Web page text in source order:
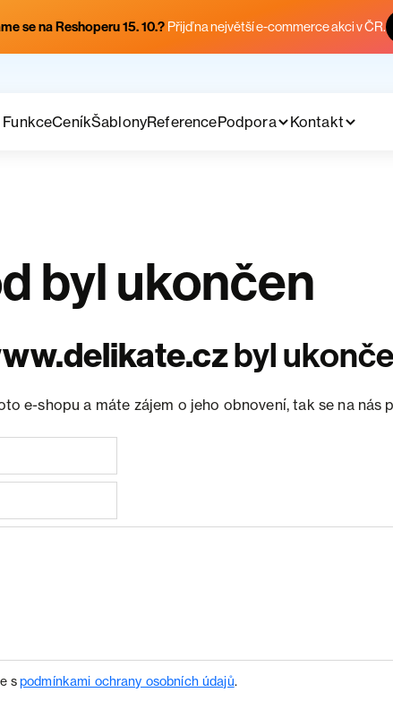
se na Reshoperu 15. 10.? Přijď na největší e-commerce akci v ČR.
FunkceCeníkŠablonyReferencePodpora Kontakt
byl ukončen
byl
e-shopu a máte zájem o jeho obnovení, tak se na nás
spodmínkami ochrany osobních údajů.